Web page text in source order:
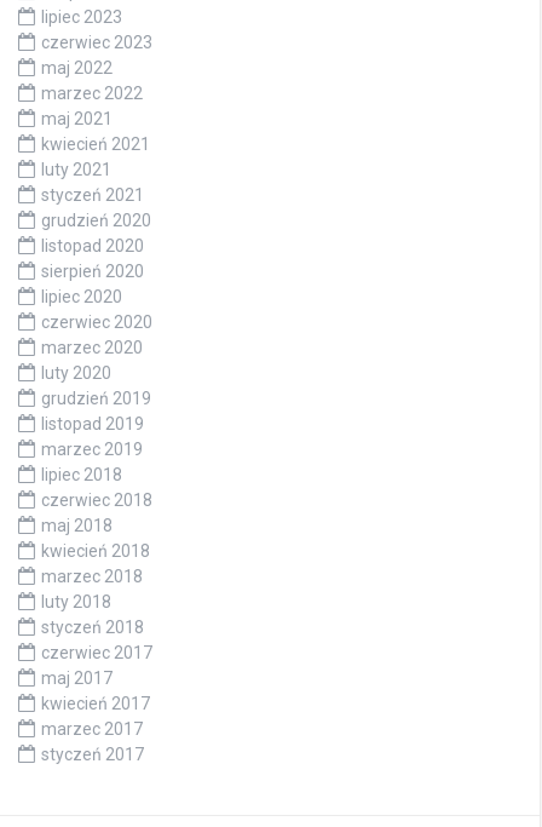
lipiec 2023
czerwiec 2023
maj 2022
marzec 2022
maj 2021
kwiecień 2021
luty 2021
styczeń 2021
grudzień 2020
listopad 2020
sierpień 2020
lipiec 2020
czerwiec 2020
marzec 2020
luty 2020
grudzień 2019
listopad 2019
marzec 2019
lipiec 2018
czerwiec 2018
maj 2018
kwiecień 2018
marzec 2018
luty 2018
styczeń 2018
czerwiec 2017
maj 2017
kwiecień 2017
marzec 2017
styczeń 2017